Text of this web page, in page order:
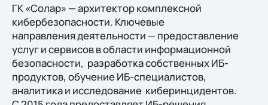
ГК «Солар» — архитектор комплексной
кибербезопасности. Ключевые
направления деятельности — предоставление
услуг и сервисов в области информационной
безопасности, разработка собственных ИБ-
продуктов, обучение ИБ-специалистов,
аналитика и исследование киберинцидентов.